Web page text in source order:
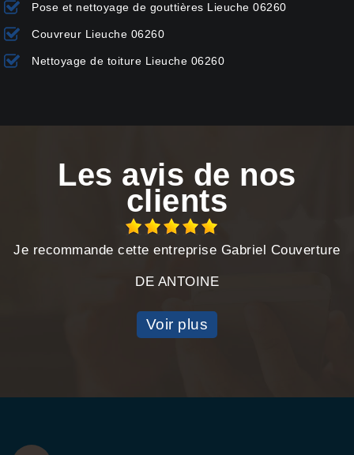
Pose et nettoyage de gouttières Lieuche 06260
Couvreur Lieuche 06260
Nettoyage de toiture Lieuche 06260
Les avis de nos
clients
Je recommande cette entreprise Gabriel Couverture
DE ANTOINE
Voir plus